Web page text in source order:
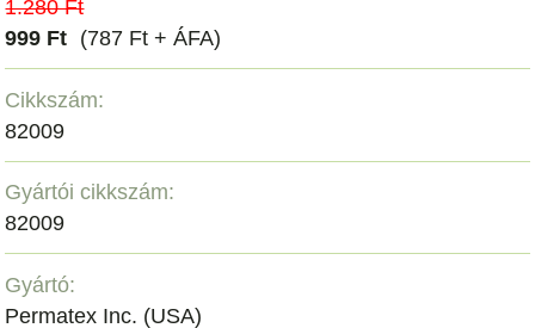
1.280 Ft
999 Ft (787 Ft + ÁFA)
Cikkszám:
82009
Gyártói cikkszám:
82009
Gyártó:
Permatex Inc. (USA)